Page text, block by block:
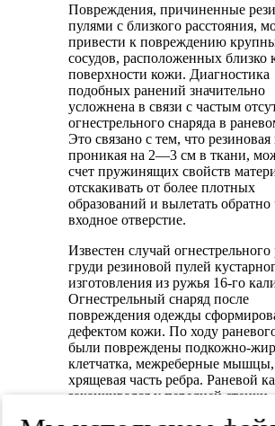
Повреждения, причиненные
пулями с близкого расстояния,
привести к повреждению
сосудов, расположенных близко
поверхности кожи. Диагностика
подобных ранений значительно
усложнена в связи с частым
огнестрельного снаряда в
Это связано с тем, что резиновая
проникая на 2—3 см в ткани,
счет пружинящих свойств
отскакивать от более плотных
образований и вылетать обратно
входное отверстие.
Известен случай
груди резиновой пулей
изготовления из ружья 16-го
Огнестрельный снаряд после
повреждения одежды
дефектом кожи. По ходу
были повреждены подкожно-
клетчатка, межреберные мышцы,
хрящевая часть ребра. Раневой
заканчивался у передней стенки